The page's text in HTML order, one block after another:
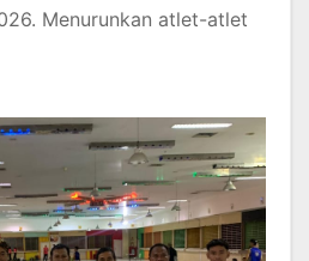
Menurunkan atlet-atlet